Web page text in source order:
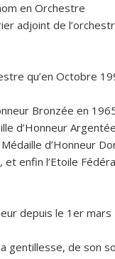
en Orchestre
adjoint de
qu’en Octobre
Bronzée en
d’Honneur
d’Honneur
enfin l’Etoile
depuis le 1er mars
gentillesse, de son